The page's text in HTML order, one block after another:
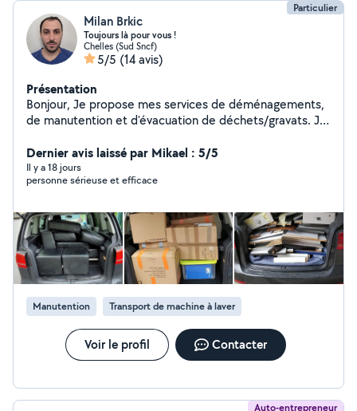
Particulier
Milan Brkic
Toujours là pour vous !
Chelles (Sud Sncf)
5/5 (14 avis)
Présentation
Bonjour, Je propose mes services de déménagements,
de manutention et d'évacuation de déchets/gravats. Je
prends pas la tête, toujours à trouver une solution.
Disponible pour toute demande d'information.
Dernier avis laissé par Mikael : 5/5
Il y a 18 jours
personne sérieuse et efficace
Manutention Transport de machine à laver
Voir le profil Contacter
Auto-entrepreneur